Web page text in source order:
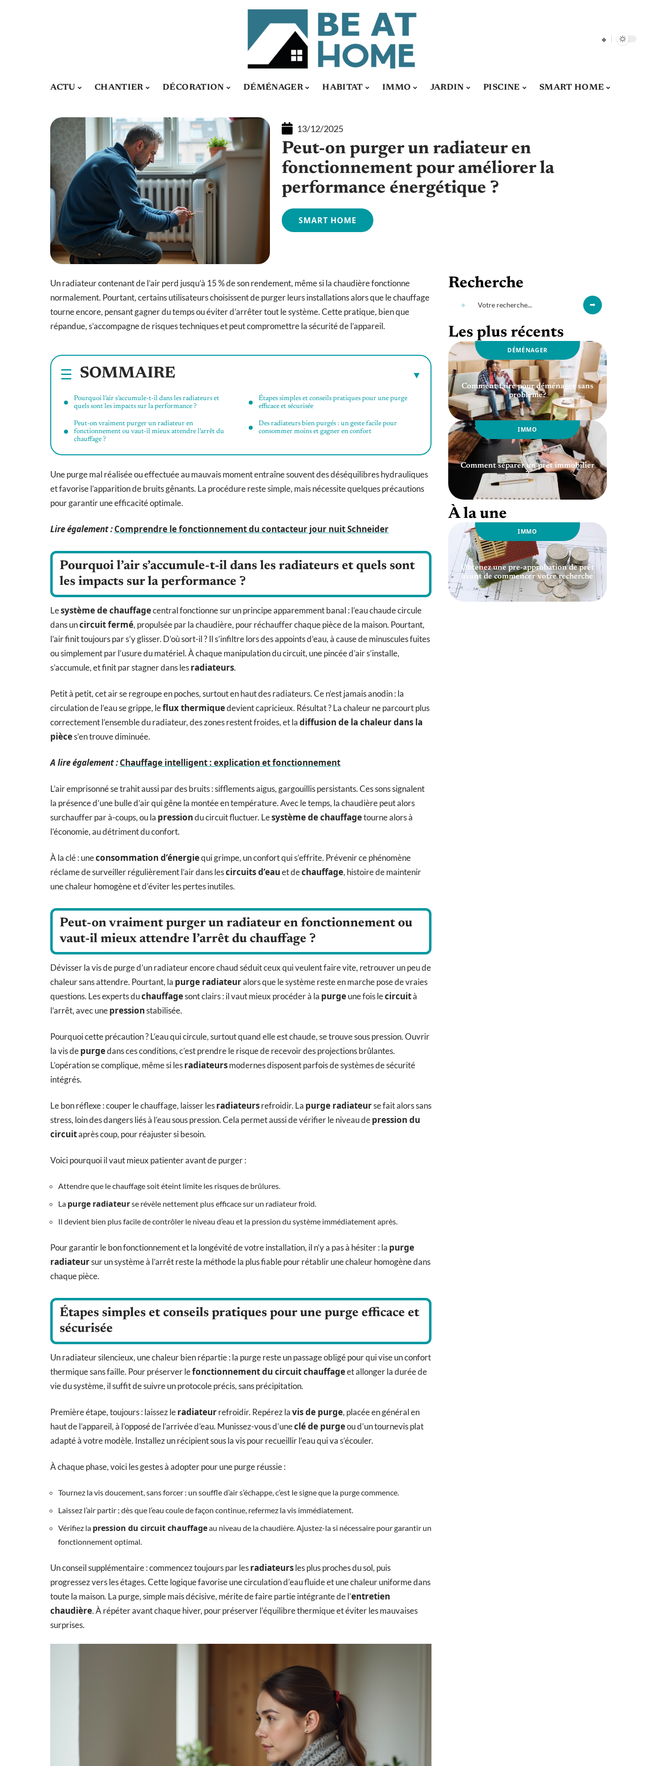
ACTU CHANTIER DÉCORATION DÉMÉNAGER HABITAT IMMO JARDIN PISCINE SMART HOME
13/12/2025
Peut-on purger un radiateur en
fonctionnement pour améliorer la
performance énergétique ?
SMART HOME
Un radiateur contenant de l’air perd jusqu’à 15 % de son rendement, même si la chaudière fonctionne
normalement. Pourtant, certains utilisateurs choisissent de purger leurs installations alors que le chauffage
tourne encore, pensant gagner du temps ou éviter d’arrêter tout le système. Cette pratique, bien que
répandue, s’accompagne de risques techniques et peut compromettre la sécurité de l’appareil.
SOMMAIRE
Pourquoi l’air s’accumule-t-il dans les radiateurs et
quels sont les impacts sur la performance ?
Peut-on vraiment purger un radiateur en
fonctionnement ou vaut-il mieux attendre l’arrêt du
chauffage ?
Étapes simples et conseils pratiques pour une purge
efficace et sécurisée
Des radiateurs bien purgés : un geste facile pour
consommer moins et gagner en confort
Une purge mal réalisée ou effectuée au mauvais moment entraîne souvent des déséquilibres hydrauliques
et favorise l’apparition de bruits gênants. La procédure reste simple, mais nécessite quelques précautions
pour garantir une efficacité optimale.
Lire également :Comprendre le fonctionnement du contacteur jour nuit Schneider
Pourquoi l’air s’accumule-t-il dans les radiateurs et quels sont
les impacts sur la performance ?
Lesystème de chauffagecentral fonctionne sur un principe apparemment banal : l’eau chaude circule
dans uncircuit fermé, propulsée par la chaudière, pour réchauffer chaque pièce de la maison. Pourtant,
l’air finit toujours par s’y glisser. D’où sort-il ? Il s’infiltre lors des appoints d’eau, à cause de minuscules fuites
ou simplement par l’usure du matériel. À chaque manipulation du circuit, une pincée d’air s’installe,
s’accumule, et finit par stagner dans lesradiateurs.
Petit à petit, cet air se regroupe en poches, surtout en haut des radiateurs. Ce n’est jamais anodin : la
circulation de l’eau se grippe, leflux thermiquedevient capricieux. Résultat ? La chaleur ne parcourt plus
correctement l’ensemble du radiateur, des zones restent froides, et ladiffusion de la chaleur dans la
pièces’en trouve diminuée.
A lire également :Chauffage intelligent : explication et fonctionnement
L’air emprisonné se trahit aussi par des bruits : sifflements aigus, gargouillis persistants. Ces sons signalent
la présence d’une bulle d’air qui gêne la montée en température. Avec le temps, la chaudière peut alors
surchauffer par à-coups, ou la pressiondu circuit fluctuer. Lesystème de chauffagetourne alors à
l’économie, au détriment du confort.
À la clé : uneconsommation d’énergiequi grimpe, un confort qui s’effrite. Prévenir ce phénomène
réclame de surveiller régulièrement l’air dans lescircuits d’eauet dechauffage, histoire de maintenir
une chaleur homogène et d’éviter les pertes inutiles.
Peut-on vraiment purger un radiateur en fonctionnement ou
vaut-il mieux attendre l’arrêt du chauffage ?
Dévisser la vis de purge d’un radiateur encore chaud séduit ceux qui veulent faire vite, retrouver un peu de
chaleur sans attendre. Pourtant, la purge radiateuralors que le système reste en marche pose de vraies
questions. Les experts duchauffagesont clairs : il vaut mieux procéder à la purgeune fois lecircuità
l’arrêt, avec unepressionstabilisée.
Pourquoi cette précaution ? L’eau qui circule, surtout quand elle est chaude, se trouve sous pression. Ouvrir
la vis depurgedans ces conditions, c’est prendre le risque de recevoir des projections brûlantes.
L’opération se complique, même si lesradiateursmodernes disposent parfois de systèmes de sécurité
intégrés.
Le bon réflexe : couper le chauffage, laisser lesradiateursrefroidir. La purge radiateurse fait alors sans
stress, loin des dangers liés à l’eau sous pression. Cela permet aussi de vérifier le niveau depression du
circuitaprès coup, pour réajuster si besoin.
Voici pourquoi il vaut mieux patienter avant de purger :
Attendre que le chauffage soit éteint limite les risques de brûlures.
La purge radiateurse révèle nettement plus efficace sur un radiateur froid.
Il devient bien plus facile de contrôler le niveau d’eau et la pression du système immédiatement après.
Pour garantir le bon fonctionnement et la longévité de votre installation, il n’y a pas à hésiter : la purge
radiateursur un système à l’arrêt reste la méthode la plus fiable pour rétablir une chaleur homogène dans
chaque pièce.
Étapes simples et conseils pratiques pour une purge efficace et
sécurisée
Un radiateur silencieux, une chaleur bien répartie : la purge reste un passage obligé pour qui vise un confort
thermique sans faille. Pour préserver lefonctionnement du circuit chauffageet allonger la durée de
vie du système, il suffit de suivre un protocole précis, sans précipitation.
Première étape, toujours : laissez leradiateurrefroidir. Repérez lavis de purge, placée en général en
haut de l’appareil, à l’opposé de l’arrivée d’eau. Munissez-vous d’uneclé de purgeou d’un tournevis plat
adapté à votre modèle. Installez un récipient sous la vis pour recueillir l’eau qui va s’écouler.
À chaque phase, voici les gestes à adopter pour une purge réussie :
Tournez la vis doucement, sans forcer : un souffle d’air s’échappe, c’est le signe que la purge commence.
Laissez l’air partir ; dès que l’eau coule de façon continue, refermez la vis immédiatement.
Vérifiez la pression du circuit chauffageau niveau de la chaudière. Ajustez-la si nécessaire pour garantir un
fonctionnement optimal.
Un conseil supplémentaire : commencez toujours par lesradiateursles plus proches du sol, puis
progressez vers les étages. Cette logique favorise une circulation d’eau fluide et une chaleur uniforme dans
toute la maison. La purge, simple mais décisive, mérite de faire partie intégrante de l’entretien
chaudière. À répéter avant chaque hiver, pour préserver l’équilibre thermique et éviter les mauvaises
surprises.
Recherche
Les plus récents
DÉMÉNAGER
Comment faire pour déménager sans
problème?
IMMO
Comment séparer un prêt immobilier
?
À la une
IMMO
Obtenez une pre-approbation de prêt
avant de commencer votre recherche